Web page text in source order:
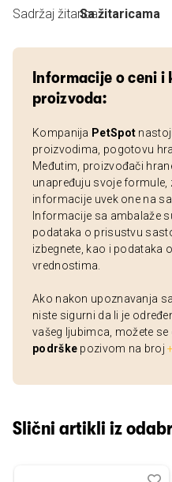
Sadržaj žitarica:Sa žitaricama
Informacije o ceni
proizvoda:
Kompanija PetSpot
proizvodima, pogotovu
Međutim, proizvođači
unapređuju svoje formule,
informacije uvek one na
Informacije sa ambalaže
podataka o prisustvu
izbegnete, kao i podataka
vrednostima.
Ako nakon upoznavanja
niste sigurni da li je
vašeg ljubimca, možete se
podrške pozivom na broj
Slični artikli iz